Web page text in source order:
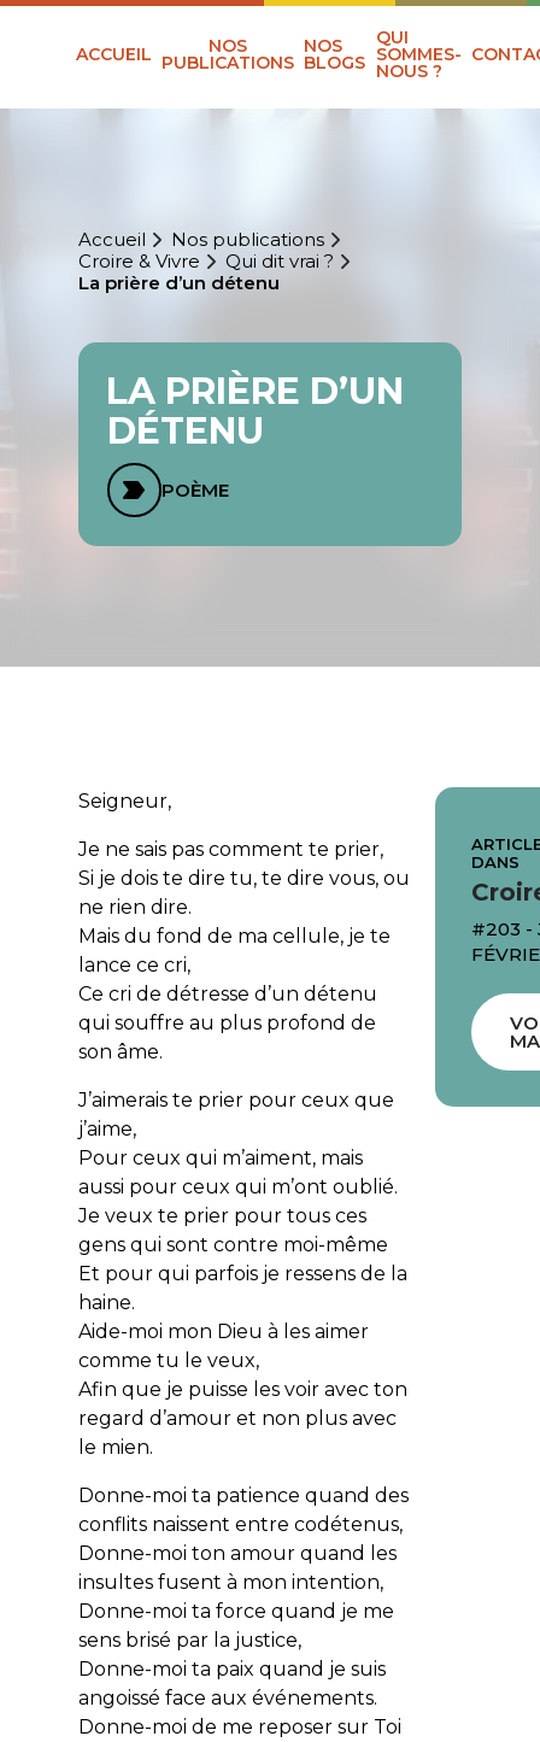
ACCUEIL NOS
PUBLICATIONS
NOS
BLOGS
QUI
SOMMES-
NOUS ?
Accueil
Nos publications
Croire & Vivre
Qui dit vrai ?
La prière d’un détenu
LA PRIÈRE D’UN
DÉTENU
POÈME
Seigneur,
Je ne sais pas comment te prier,
Si je dois te dire tu, te dire vous, ou
ne rien dire.
Mais du fond de ma cellule, je te
lance ce cri,
Ce cri de détresse d’un détenu
qui souffre au plus profond de
son âme.
J’aimerais te prier pour ceux que
j’aime,
Pour ceux qui m’aiment, mais
aussi pour ceux qui m’ont oublié.
Je veux te prier pour tous ces
gens qui sont contre moi-même
Et pour qui parfois je ressens de la
haine.
Aide-moi mon Dieu à les aimer
comme tu le veux,
Afin que je puisse les voir avec ton
regard d’amour et non plus avec
le mien.
Donne-moi ta patience quand des
conflits naissent entre codétenus,
Donne-moi ton amour quand les
insultes fusent à mon intention,
Donne-moi ta force quand je me
sens brisé par la justice,
Donne-moi ta paix quand je suis
angoissé face aux événements.
Donne-moi de me reposer sur Toi
DANS
#203 -